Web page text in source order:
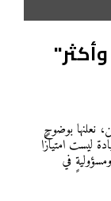
نعلنها بوضوحٍ
ليست امتيازًا
في